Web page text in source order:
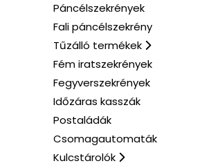
Páncélszekrények
Fali páncélszekrény
Tűzálló termékek
Fém iratszekrények
Fegyverszekrények
Időzáras kasszák
Postaládák
Csomagautomaták
Kulcstárolók